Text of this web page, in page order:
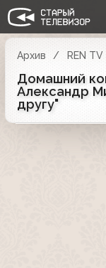
Архив REN TV
Домашний
Александр
другу"